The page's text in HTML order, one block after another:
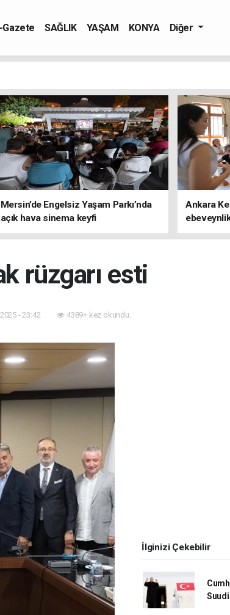
Gazete SAĞLIK YAŞAM KONYA Diğer
Mersin’de Engelsiz Yaşam Parkı’nda
açık hava sinema keyfi
Ankara
rüzgarı esti
- 23:42 4389+ kez okundu.
İlginizi Çekebilir